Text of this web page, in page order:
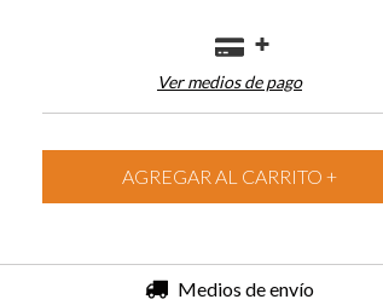
Ver medios de pago
Medios de envío